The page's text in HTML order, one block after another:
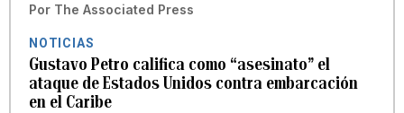
Por The Associated Press
NOTICIAS
Gustavo Petro califica como “asesinato” el
ataque de Estados Unidos contra embarcación
en el Caribe